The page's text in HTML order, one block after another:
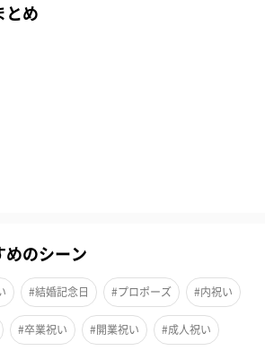
ート&ハンドクリームセット
ふんだんに使用し、品質にこだわったキャ
との至高のバランスを追求して完成させ
ス」キャラッセルチョコレートとタイの伝
とクリエイティブな発想から生まれる多
（パンピューリ）」のハンド＆ネ
レート
の老舗「モンパリグルマン社」渾身の
とめ
めのシーン
#結婚記念日 #プロポーズ #内祝い
#卒業祝い #開業祝い #成人祝い